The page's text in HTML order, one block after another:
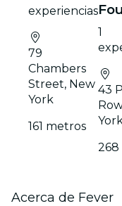
experiencias
79
Chambers
Street, New
York
161 metros
1
43
York
268
Acerca de Fever